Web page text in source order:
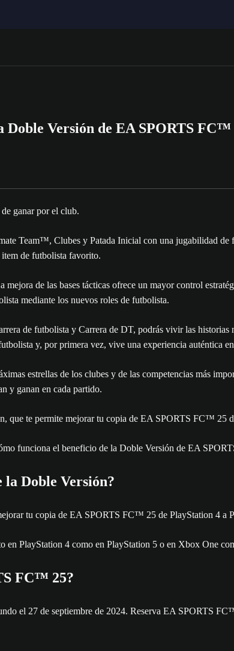
Doble Versión de EA SPORTS FC™
ganar por el club.
Team™, Clubes y Patada Inicial con una jugabilidad
item de futbolista favorito.
de las bases tácticas ofrece un mayor control
mediante los nuevos roles de futbolista.
de futbolista y Carrera de DT, podrás vivir las
y, por primera vez, vive una experiencia
estrellas de los clubes y de las competencias más
y ganan en cada partido.
te permite mejorar tu copia de EA SPORTS FC™ 25
funciona el beneficio de la Doble Versión de EA
la Doble Versión?
tu copia de EA SPORTS FC™ 25 de PlayStation 4 a
en PlayStation 4 como en PlayStation 5 o en Xbox One
FC™ 25?
el 27 de septiembre de 2024. Reserva EA SPORTS